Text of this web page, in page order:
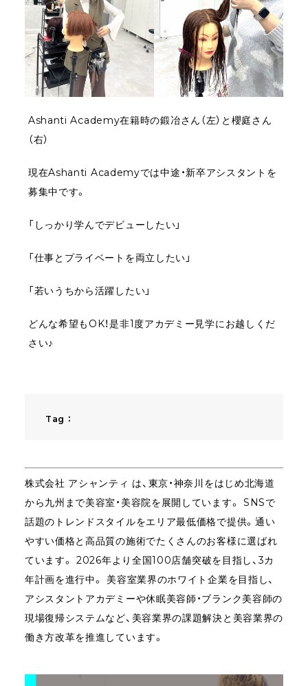
Ashanti Academy在籍時の鍛冶さん（左）と櫻庭さん
（右）
現在Ashanti Academyでは中途・新卒アシスタントを
募集中です。
「しっかり学んでデビューしたい」
「仕事とプライベートを両立したい」
「若いうちから活躍したい」
どんな希望もOK！是非1度アカデミー見学にお越しくだ
さい♪
Tag ：
株式会社 アシャンティ は、東京・神奈川をはじめ北海道
から九州まで美容室・美容院を展開しています。 SNSで
話題のトレンドスタイルをエリア最低価格で提供。通い
やすい価格と高品質の施術でたくさんのお客様に選ばれ
ています。 2026年より全国100店舗突破を目指し、3カ
年計画を進行中。 美容室業界のホワイト企業を目指し、
アシスタントアカデミーや休眠美容師・ブランク美容師の
現場復帰システムなど、美容業界の課題解決と美容業界の
働き方改革を推進しています。